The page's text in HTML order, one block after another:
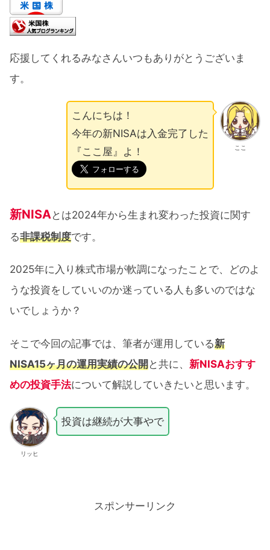
応援してくれるみなさんいつもありがとうございま
す。
ここ
こんにちは！
今年の新NISAは入金完了した
『ここ屋』よ！
新NISAとは2024年から生まれ変わった投資に関す
る非課税制度です。
2025年に入り株式市場が軟調になったことで、どのよ
うな投資をしていいのか迷っている人も多いのではな
いでしょうか？
そこで今回の記事では、筆者が運用している新
NISA15ヶ月の運用実績の公開と共に、 新NISAおすす
めの投資手法について解説していきたいと思います。
リッヒ
投資は継続が大事やで
スポンサーリンク